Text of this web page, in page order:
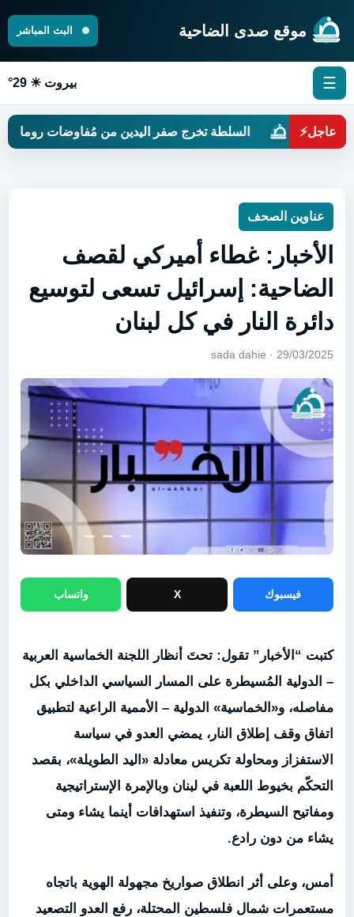
موقع صدى الضاحية البث المباشر
☰ بيروت ☀ 29°
عاجل⚡ السلطة تخرج صفر اليدين من مُفاوضات روما
عناوين الصحف
الأخبار: غطاء أميركي لقصف
الضاحية: إسرائيل تسعى لتوسيع
دائرة النار في كل لبنان
29/03/2025 · sada dahie
فيسبوك X واتساب
كتبت “الأخبار” تقول: تحتَ أنظار اللجنة الخماسية العربية
– الدولية المُسيطرة على المسار السياسي الداخلي بكل
مفاصله، و«الخماسية» الدولية – الأممية الراعية لتطبيق
اتفاق وقف إطلاق النار، يمضي العدو في سياسة
الاستفزاز ومحاولة تكريس معادلة «اليد الطويلة»، بقصد
التحكّم بخيوط اللعبة في لبنان وبالإمرة الإستراتيجية
ومفاتيح السيطرة، وتنفيذ استهدافات أينما يشاء ومتى
يشاء من دون رادع.
أمس، وعلى أثر انطلاق صواريخ مجهولة الهوية باتجاه
مستعمرات شمال فلسطين المحتلة، رفع العدو التصعيد